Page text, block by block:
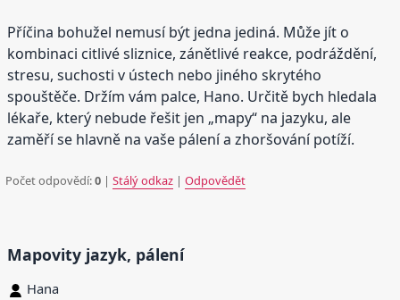
Příčina bohužel nemusí být jedna jediná. Může jít o
kombinaci citlivé sliznice, zánětlivé reakce, podráždění,
stresu, suchosti v ústech nebo jiného skrytého
spouštěče. Držím vám palce, Hano. Určitě bych hledala
lékaře, který nebude řešit jen „mapy“ na jazyku, ale
zaměří se hlavně na vaše pálení a zhoršování potíží.
Počet odpovědí:0 |Stálý odkaz |Odpovědět
Mapovity jazyk, pálení
Hana